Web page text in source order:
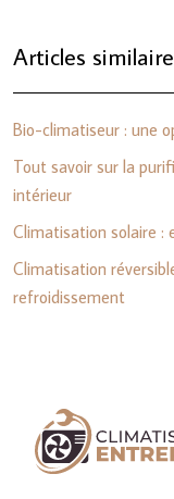
Articles
Bio-climatiseur : une
Tout savoir sur la
intérieur
Climatisation solaire :
Climatisation
refroidissement